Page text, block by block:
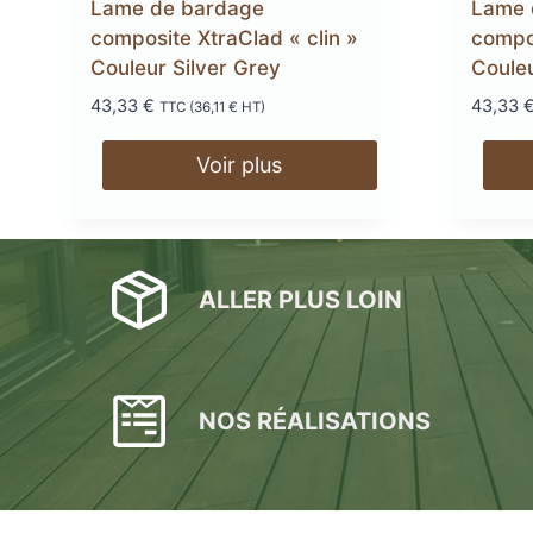
page
du
produit
Lame de bardage
composite XtraClad « clin »
Couleur Silver Grey
43,33 € TTC (36,11 € HT)
Voir plus
Lame
43,33 €
ALLER PLUS LOIN
NOS RÉALISATIONS